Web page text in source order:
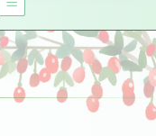
ビゲーション